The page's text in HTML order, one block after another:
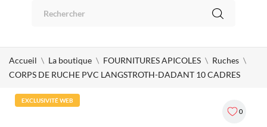
Accueil La boutique FOURNITURES APICOLES
Ruches
CORPS DE RUCHE PVC LANGSTROTH-DADANT 10 CADRES
0
EXCLUSIVITÉ WEB